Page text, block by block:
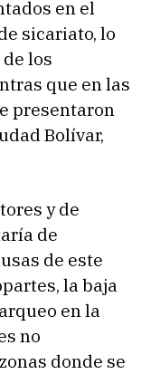
en el
sicariato, lo
los
que en las
presentaron
Bolívar,
y de
de
de este
la baja
en la
no
donde se